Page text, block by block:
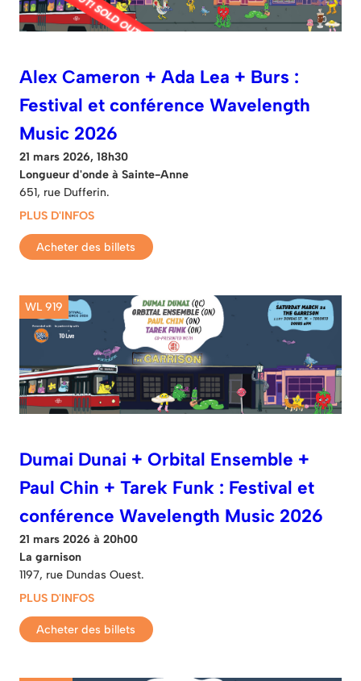
Alex Cameron + Ada Lea + Burs :
Festival et conférence Wavelength
Music 2026
21 mars 2026, 18h30
Longueur d'onde à Sainte-Anne
651, rue Dufferin.
PLUS D'INFOS
Acheter des billets
WL 919
Dumai Dunai + Orbital Ensemble +
Paul Chin + Tarek Funk : Festival et
conférence Wavelength Music 2026
21 mars 2026 à 20h00
La garnison
1197, rue Dundas Ouest.
PLUS D'INFOS
Acheter des billets